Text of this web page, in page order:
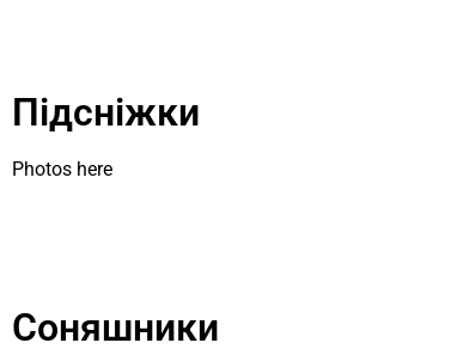
Підсніжки
Photos here
Соняшники